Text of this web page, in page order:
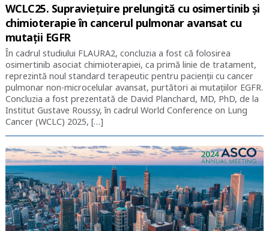
WCLC25. Supraviețuire prelungită cu osimertinib și
chimioterapie în cancerul pulmonar avansat cu
mutații EGFR
În cadrul studiului FLAURA2, concluzia a fost că folosirea
osimertinib asociat chimioterapiei, ca primă linie de tratament,
reprezintă noul standard terapeutic pentru pacienții cu cancer
pulmonar non-microcelular avansat, purtători ai mutațiilor EGFR.
Concluzia a fost prezentată de David Planchard, MD, PhD, de la
Institut Gustave Roussy, în cadrul World Conference on Lung
Cancer (WCLC) 2025, […]